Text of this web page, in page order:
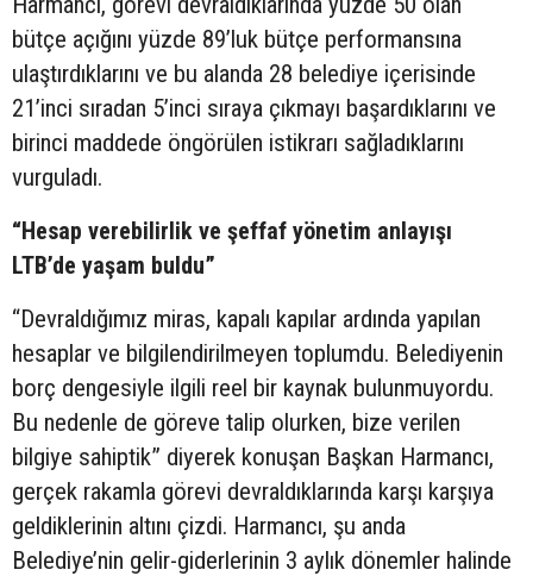
bütçe açığını yüzde 89’luk bütçe performansına
ulaştırdıklarını ve bu alanda 28 belediye içerisinde
21’inci sıradan 5’inci sıraya çıkmayı başardıklarını ve
birinci maddede öngörülen istikrarı sağladıklarını
vurguladı.
“Hesap verebilirlik ve şeffaf yönetim anlayışı
LTB’de yaşam buldu”
“Devraldığımız miras, kapalı kapılar ardında yapılan
hesaplar ve bilgilendirilmeyen toplumdu. Belediyenin
borç dengesiyle ilgili reel bir kaynak bulunmuyordu.
Bu nedenle de göreve talip olurken, bize verilen
bilgiye sahiptik” diyerek konuşan Başkan Harmancı,
gerçek rakamla görevi devraldıklarında karşı karşıya
geldiklerinin altını çizdi. Harmancı, şu anda
Belediye’nin gelir-giderlerinin 3 aylık dönemler halinde